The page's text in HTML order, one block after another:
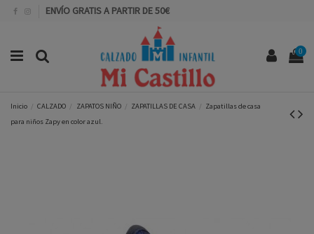
ENVÍO GRATIS A PARTIR DE 50€
0
Inicio CALZADO ZAPATOS NIÑO ZAPATILLAS DE CASA
Zapatillas de casa
para niños Zapy en color azul.